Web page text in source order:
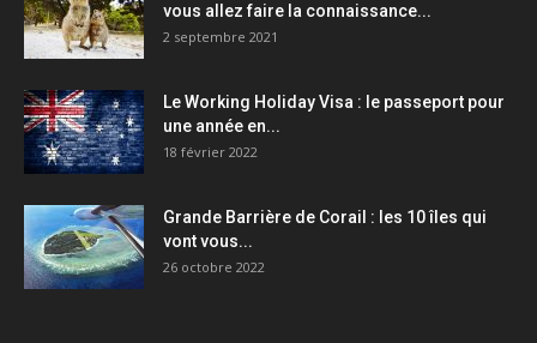
vous allez faire la connaissance...
2 septembre 2021
Le Working Holiday Visa : le passeport pour
une année en...
18 février 2022
Grande Barrière de Corail : les 10 îles qui
vont vous...
26 octobre 2022